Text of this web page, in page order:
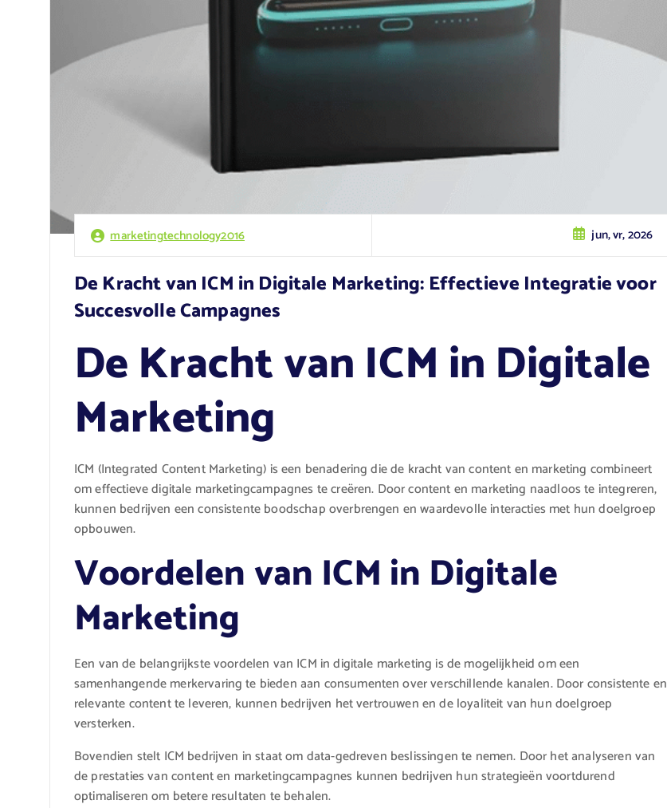
marketingtechnology2016 jun, vr, 2026
De Kracht van ICM in Digitale Marketing: Effectieve Integratie voor
Succesvolle Campagnes
De Kracht van ICM in Digitale
Marketing
ICM (Integrated Content Marketing) is een benadering die de kracht van content en marketing combineert
om effectieve digitale marketingcampagnes te creëren. Door content en marketing naadloos te integreren,
kunnen bedrijven een consistente boodschap overbrengen en waardevolle interacties met hun doelgroep
opbouwen.
Voordelen van ICM in Digitale
Marketing
Een van de belangrijkste voordelen van ICM in digitale marketing is de mogelijkheid om een
samenhangende merkervaring te bieden aan consumenten over verschillende kanalen. Door consistente en
relevante content te leveren, kunnen bedrijven het vertrouwen en de loyaliteit van hun doelgroep
versterken.
Bovendien stelt ICM bedrijven in staat om data-gedreven beslissingen te nemen. Door het analyseren van
de prestaties van content en marketingcampagnes kunnen bedrijven hun strategieën voortdurend
optimaliseren om betere resultaten te behalen.